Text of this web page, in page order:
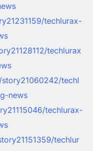
techlurax-
techlurax
techl
news
techlurax-
techlur